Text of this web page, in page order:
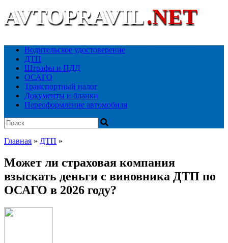
AVTOPRAVIL.NET
Водительское удостоверение
ДТП
Штрафы и ПДД
ОСАГО
Транспортный налог
Документы и бланки
Переоформление автомобиля
Главная » ДТП »
Может ли страховая компания
взыскать деньги с виновника ДТП по
ОСАГО в 2026 году?